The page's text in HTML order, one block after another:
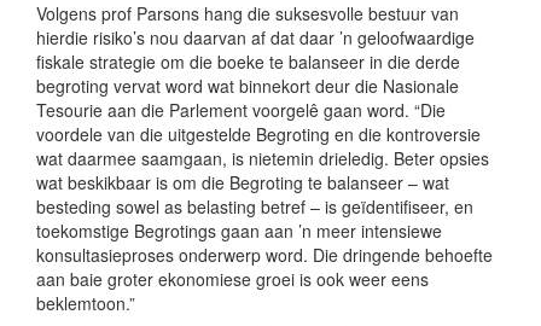
Volgens prof Parsons hang die suksesvolle bestuur van
hierdie risiko’s nou daarvan af dat daar ’n geloofwaardige
fiskale strategie om die boeke te balanseer in die derde
begroting vervat word wat binnekort deur die Nasionale
Tesourie aan die Parlement voorgelê gaan word. “Die
voordele van die uitgestelde Begroting en die kontroversie
wat daarmee saamgaan, is nietemin drieledig. Beter opsies
wat beskikbaar is om die Begroting te balanseer – wat
besteding sowel as belasting betref – is geïdentifiseer, en
toekomstige Begrotings gaan aan ’n meer intensiewe
konsultasieproses onderwerp word. Die dringende behoefte
aan baie groter ekonomiese groei is ook weer eens
beklemtoon.”